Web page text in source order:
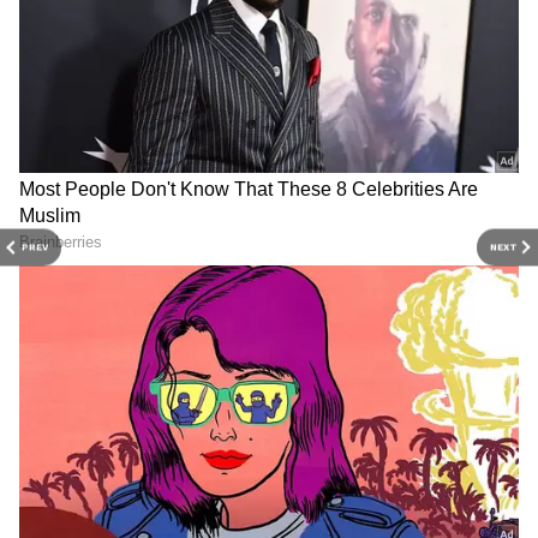
PREV NEXT
கலக்கப்படுகின்றன. இதில் குறிப்பாக
நிக்கல் மிகவும் பொதுவான தோல்
ஒவ்வாமை உண்டாக்கும் காரணிகளில்
ஒன்றாக கருதப்படுகிறது.